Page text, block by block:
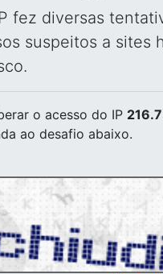
fez diversas
suspeitos a sites
o acesso do IP
ao desafio abaixo.